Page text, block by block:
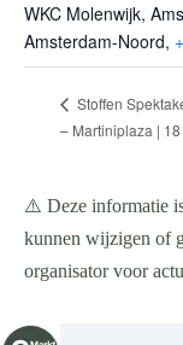
WKC Molenwijk,
Amsterdam-Noord,
Stoffen
– Martiniplaza |
⚠️ Deze informatie
kunnen wijzigen of
organisator voor